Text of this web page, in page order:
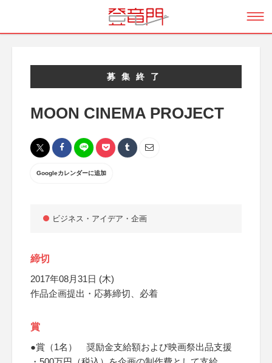
募集終了
MOON CINEMA PROJECT
Googleカレンダーに追加
ビジネス・アイデア・企画
締切
2017年08月31日 (木)
作品企画提出・応募締切、必着
賞
●賞（1名） 奨励金支給額および映画祭出品支援